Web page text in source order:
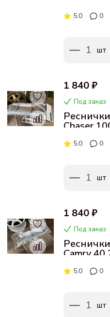
5.0 0
1 шт
1 840 ₽
Под заказ
Chaser
5.0 0
1 шт
1 840 ₽
Под заказ
Camry 40
5.0 0
1 шт